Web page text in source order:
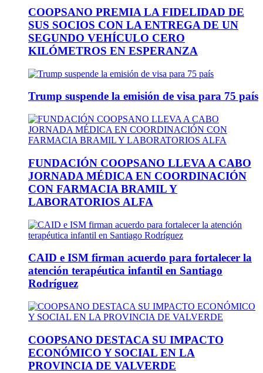
COOPSANO PREMIA LA FIDELIDAD DE
SUS SOCIOS CON LA ENTREGA DE UN
SEGUNDO VEHÍCULO CERO
KILÓMETROS EN ESPERANZA
Trump suspende la emisión de visa para 75 país
FUNDACIÓN COOPSANO LLEVA A CABO
JORNADA MÉDICA EN COORDINACIÓN
CON FARMACIA BRAMIL Y
LABORATORIOS ALFA
CAID e ISM firman acuerdo para fortalecer la
atención terapéutica infantil en Santiago
Rodríguez
COOPSANO DESTACA SU IMPACTO
ECONÓMICO Y SOCIAL EN LA
PROVINCIA DE VALVERDE